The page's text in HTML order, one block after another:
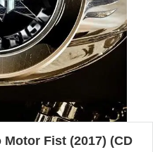
Fist (2017) (CD